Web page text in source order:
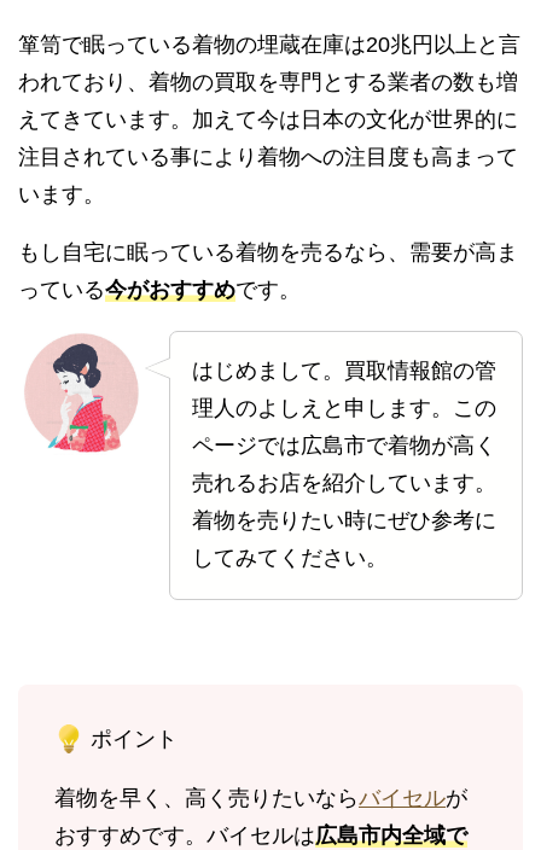
箪笥で眠っている着物の埋蔵在庫は20兆円以上と言
われており、着物の買取を専門とする業者の数も増
えてきています。加えて今は日本の文化が世界的に
注目されている事により着物への注目度も高まって
います。
もし自宅に眠っている着物を売るなら、需要が高ま
っている今がおすすめです。
はじめまして。買取情報館の管
理人のよしえと申します。この
ページでは広島市で着物が高く
売れるお店を紹介しています。
着物を売りたい時にぜひ参考に
してみてください。
ポイント
着物を早く、高く売りたいならバイセルが
おすすめです。バイセルは広島市内全域で